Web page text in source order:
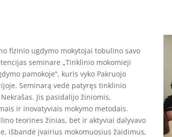
fizinio ugdymo mokytojai tobulino savo
seminare „Tinklinio mokomieji
pamokoje“, kuris vyko Pakruojo
Seminarą vedė patyręs tinklinio
Jis pasidalijo žiniomis,
ir inovatyviais mokymo metodais.
teorines žinias, bet ir aktyviai dalyvavo
išbandė įvairius mokomuosius žaidimus,